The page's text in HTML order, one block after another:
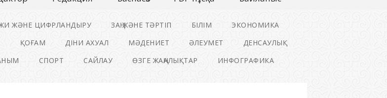
ЖӘНЕ ЦИФРЛАНДЫРУ ЗАҢ ЖӘНЕ ТӘРТІП БІЛІМ
ЭКОНОМИКА
ҚОҒАМ ДІНИ АХУАЛ МӘДЕНИЕТ ӘЛЕУМЕТ
ДЕНСАУЛЫҚ
СПОРТ САЙЛАУ ӨЗГЕ ЖАҢАЛЫҚТАР ИНФОГРАФИКА